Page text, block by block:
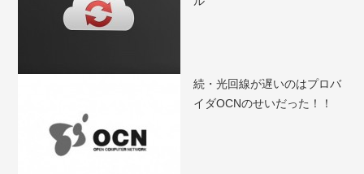
続・光回線が遅いのはプロバ
イダOCNのせいだった！！